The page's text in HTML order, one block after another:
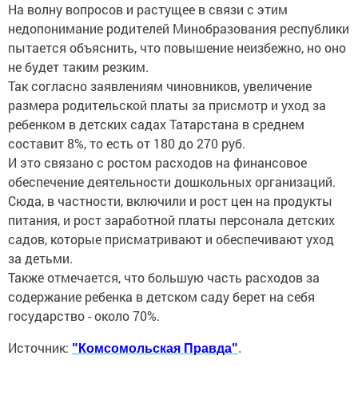
На волну вопросов и растущее в связи с этим
недопонимание родителей Минобразования республики
пытается объяснить, что повышение неизбежно, но оно
не будет таким резким.
Так согласно заявлениям чиновников, увеличение
размера родительской платы за присмотр и уход за
ребенком в детских садах Татарстана в среднем
составит 8%, то есть от 180 до 270 руб.
И это связано с ростом расходов на финансовое
обеспечение деятельности дошкольных организаций.
Сюда, в частности, включили и рост цен на продукты
питания, и рост заработной платы персонала детских
садов, которые присматривают и обеспечивают уход
за детьми.
Также отмечается, что большую часть расходов за
содержание ребенка в детском саду берет на себя
государство - около 70%.
Источник: "Комсомольская Правда".